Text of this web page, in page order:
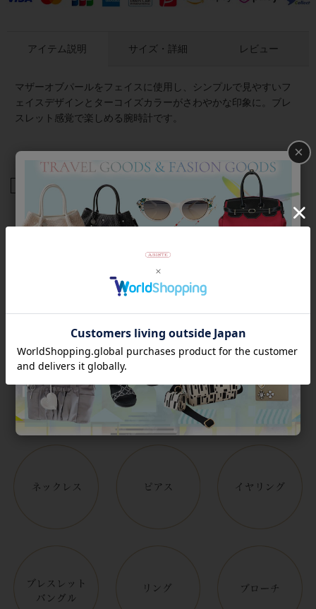
アイテム説明
マザーオブパールをフェイスに使用し、シンプルで見やすいフ
ェイスデザインとターコイズカラーがさわやかな印象に。ブレ
スレット感覚で楽しめる腕時計です。
サイズ・詳細 レビュー
商品番号 9180052-
Category
アイテムカテゴリー
×